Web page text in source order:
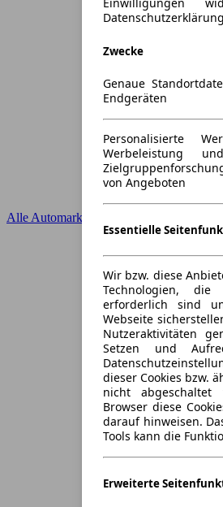
Einwilligungen
Zwecke
Genaue
Endgeräten
Personalisierte
Werbeleistung
von Angeboten
Essentielle
Wir bzw. diese
Technologien,
erforderlich sind
Webseite
Nutzeraktivitäten
Setzen und
dieser Cookies bzw.
nicht abgeschaltet
Browser diese
darauf hinweisen.
Tools kann die
Erweiterte
Alle Automarken